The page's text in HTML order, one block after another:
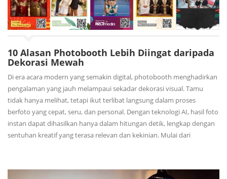
10 Alasan Photobooth Lebih Diingat daripada
Dekorasi Mewah
Di era acara modern yang semakin digital, photobooth menghadirkan
pengalaman yang jauh melampaui sekadar dekorasi visual. Tamu
tidak hanya melihat, tetapi ikut terlibat langsung dalam proses
berfoto yang cepat, seru, dan personal. Dengan teknologi AI, hasil foto
instan dapat dihasilkan hanya dalam hitungan detik, lengkap dengan
sentuhan kreatif yang terasa relevan dan kekinian. Mulai dari